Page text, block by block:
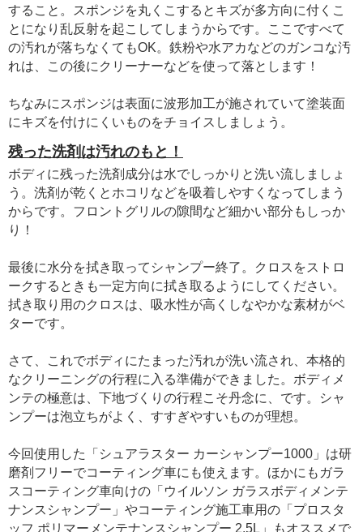
すること。スポンジを丸くこするとキズが多方向に付くこ
とになり乱反射を起こしてしまうからです。ここですべて
の汚れが落ちなくてもOK。鉄粉や水アカなどのガンコな汚
れは、この後にクリーナーなどを使って落とします！
ちなみにスポンジは表面に波形加工が施されていて塗装面
にキズを付けにくいものをチョイスしましょう。
残った洗剤は汚れのもと！
ボディに残った洗剤成分は水でしっかりと洗い流しましょ
う。洗剤が乾くとホコリなどを吸着しやすくなってしまう
からです。フロントグリルの隙間など細かい部分もしっか
り！
最後に水分を拭き取ってシャンプー終了。クロスをストロ
ークするときも一定方向に拭き取るようにしてください。
拭き取り用のクロスは、吸水性が高くしなやかな素材がベ
ターです。
さて、これでボディにたまった汚れが洗い流され、本格的
なクリーニングの行程に入る準備ができました。ボディメ
ンテの極意は、下地づくりの行程こそ丹念に、です。シャ
ンプーは泡立ちがよく、すすぎやすいものが理想。
今回使用した「シュアラスター カーシャンプー1000」は研
磨剤フリーでコーティング車にも使えます。ほかにもガラ
スコーティング車向けの「ウイルソン ガラスボディメンテ
ナンスシャンプー」やコーティング施工車用の「プロスタ
ッフ ポリマーメンテナンスシャンプー 2.5L」もオススメで